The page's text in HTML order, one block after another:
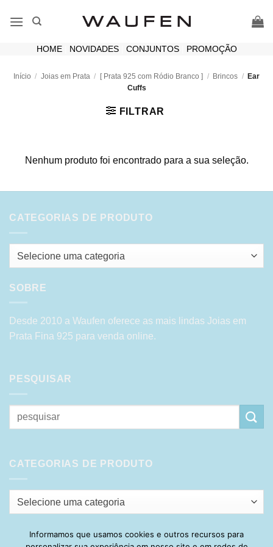
HOME| NOVIDADES| CONJUNTOS| PROMOÇÃO
Início / Joias em Prata / [ Prata 925 com Ródio Branco ] / Brincos / Ear
Cuffs
FILTRAR
Nenhum produto foi encontrado para a sua seleção.
CATEGORIAS DE PRODUTO
Selecione uma categoria
SOBRE
Desde 2010 a Waufen oferece as mais lindas Joias em
Prata Fina 925 para venda online.
PESQUISAR
Pesquisar
por:
CATEGORIAS DE PRODUTO
Selecione uma categoria
Informamos que usamos cookies e outros recursos para